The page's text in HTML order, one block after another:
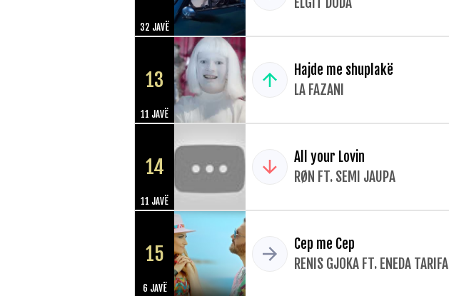
32 JAVË
13
11 JAVË
Hajde me shuplakë
LA FAZANI
14
11 JAVË
All your Lovin
RØN FT. SEMI JAUPA
15
6 JAVË
Cep me Cep
RENIS GJOKA FT. ENEDA TARIFA